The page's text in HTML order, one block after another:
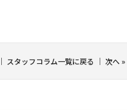
｜ スタッフコラム一覧に戻る ｜次へ»